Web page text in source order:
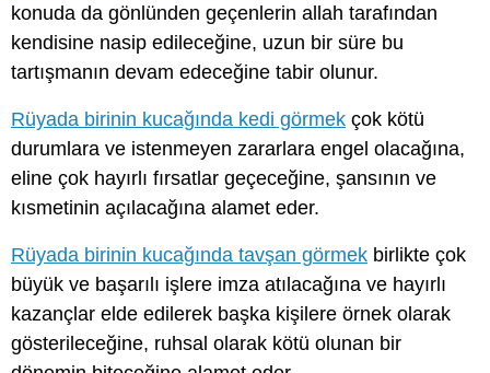
konuda da gönlünden geçenlerin allah tarafından
kendisine nasip edileceğine, uzun bir süre bu
tartışmanın devam edeceğine tabir olunur.
Rüyada birinin kucağında kedi görmek çok kötü
durumlara ve istenmeyen zararlara engel olacağına,
eline çok hayırlı fırsatlar geçeceğine, şansının ve
kısmetinin açılacağına alamet eder.
Rüyada birinin kucağında tavşan görmek birlikte çok
büyük ve başarılı işlere imza atılacağına ve hayırlı
kazançlar elde edilerek başka kişilere örnek olarak
gösterileceğine, ruhsal olarak kötü olunan bir